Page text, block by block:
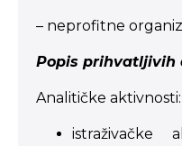
– neprofitne
Popis prihvatljivih
Analitičke aktivnosti:
istraživačke